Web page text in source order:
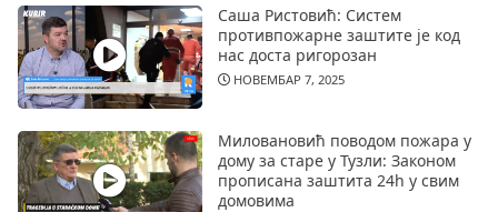
Саша Ристовић: Систем
противпожарне заштите је код
нас доста ригорозан
НОВЕМБАР 7, 2025
Миловановић поводом пожара у
дому за старе у Тузли: Законом
прописана заштита 24h у свим
домовима